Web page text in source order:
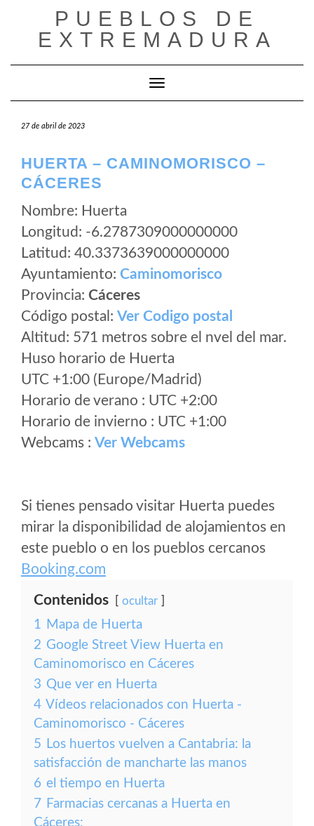
contenido
PUEBLOS DE
EXTREMADURA
Cambiar modo de navegación
27 de abril de 2023
HUERTA – CAMINOMORISCO –
CÁCERES
Nombre: Huerta
Longitud: -6.2787309000000000
Latitud: 40.3373639000000000
Ayuntamiento: Caminomorisco
Provincia: Cáceres
Código postal: Ver Codigo postal
Altitud: 571 metros sobre el nvel del mar.
Huso horario de Huerta
UTC +1:00 (Europe/Madrid)
Horario de verano : UTC +2:00
Horario de invierno : UTC +1:00
Webcams : Ver Webcams
Si tienes pensado visitar Huerta puedes
mirar la disponibilidad de alojamientos en
este pueblo o en los pueblos cercanos
Booking.com
Contenidos ocultar
1 Mapa de Huerta
2 Google Street View Huerta en
Caminomorisco en Cáceres
3 Que ver en Huerta
4 Vídeos relacionados con Huerta -
Caminomorisco - Cáceres
5 Los huertos vuelven a Cantabria: la
satisfacción de mancharte las manos
6 el tiempo en Huerta
7 Farmacias cercanas a Huerta en
Cáceres: